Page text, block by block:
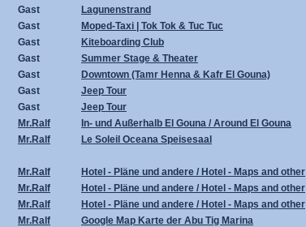
Gast Lagunenstrand
Gast Moped-Taxi | Tok Tok & Tuc Tuc
Gast Kiteboarding Club
Gast Summer Stage & Theater
Gast Downtown (Tamr Henna & Kafr El Gouna)
Gast Jeep Tour
Gast Jeep Tour
Mr.Ralf In- und Außerhalb El Gouna / Around El Gouna
Mr.Ralf Le Soleil Oceana Speisesaal
Mr.Ralf Hotel - Pläne und andere / Hotel - Maps and other
Mr.Ralf Hotel - Pläne und andere / Hotel - Maps and other
Mr.Ralf Hotel - Pläne und andere / Hotel - Maps and other
Mr.Ralf Google Map Karte der Abu Tig Marina